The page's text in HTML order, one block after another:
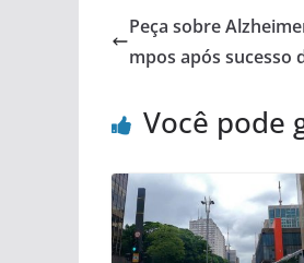
Peça sobre
mpos após sucesso
Você pode